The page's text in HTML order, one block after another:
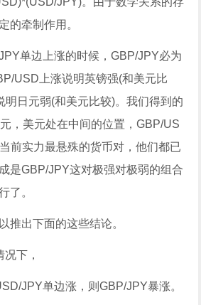
的牵制作用。
单边上涨的时候，GBP/JPY必为
USD上涨说明英镑强(和美元比
明日元弱(和美元比较)。我们得到的
，美元处在中间的位置，GBP/US
前实力最悬殊的货币对，他们都已
是GBP/JPY这对极强对极弱的组合
了。
推出下面的这些结论。
下，
JPY单边涨，则GBP/JPY暴涨。